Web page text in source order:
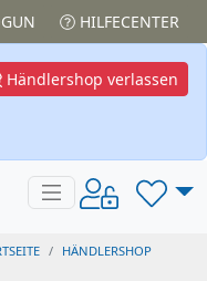
HILFECENTER
Händlershop verlassen
HÄNDLERSHOP